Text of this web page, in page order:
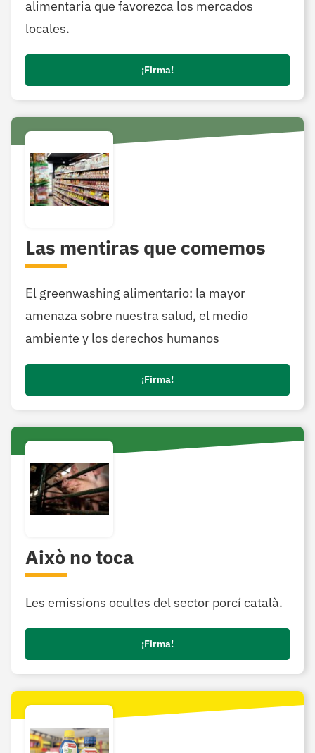
alimentaria que favorezca los mercados
locales.
¡Firma!
Las mentiras que comemos
El greenwashing alimentario: la mayor
amenaza sobre nuestra salud, el medio
ambiente y los derechos humanos
¡Firma!
Això no toca
Les emissions ocultes del sector porcí català.
¡Firma!